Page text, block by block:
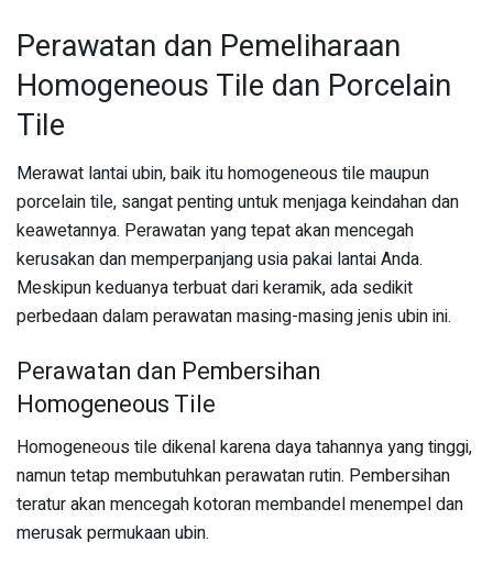
Perawatan dan Pemeliharaan
Homogeneous Tile dan Porcelain
Tile
Merawat lantai ubin, baik itu homogeneous tile maupun
porcelain tile, sangat penting untuk menjaga keindahan dan
keawetannya. Perawatan yang tepat akan mencegah
kerusakan dan memperpanjang usia pakai lantai Anda.
Meskipun keduanya terbuat dari keramik, ada sedikit
perbedaan dalam perawatan masing-masing jenis ubin ini.
Perawatan dan Pembersihan
Homogeneous Tile
Homogeneous tile dikenal karena daya tahannya yang tinggi,
namun tetap membutuhkan perawatan rutin. Pembersihan
teratur akan mencegah kotoran membandel menempel dan
merusak permukaan ubin.